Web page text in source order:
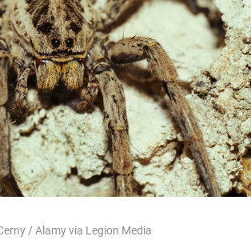
/ Alamy via Legion Media